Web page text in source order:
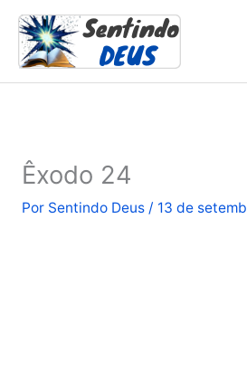
para
conteúdo
Êxodo 24
Por Sentindo Deus / 13 de